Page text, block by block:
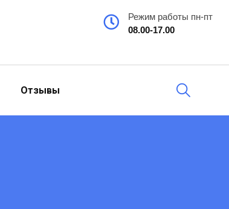
Режим работы пн-пт
08.00-17.00
Отзывы